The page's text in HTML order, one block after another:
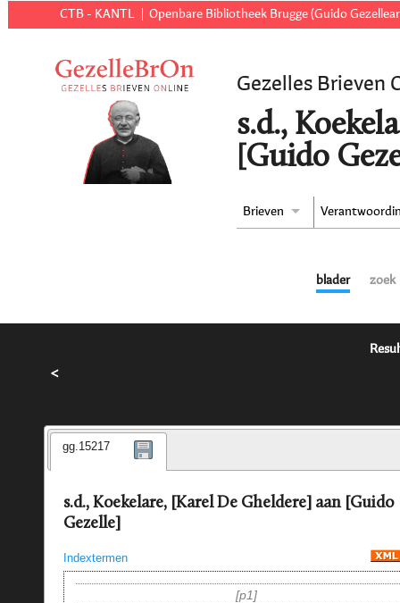
CTB - KANTL Openbare Bibliotheek Brugge (Guido
Gezelles Brieven
s.d.,
[Guido
Brieven
blader zoek
<
gg.15217
s.d., Koekelare, [Karel De Gheldere] aan [Guido
Gezelle]
Indextermen
p1